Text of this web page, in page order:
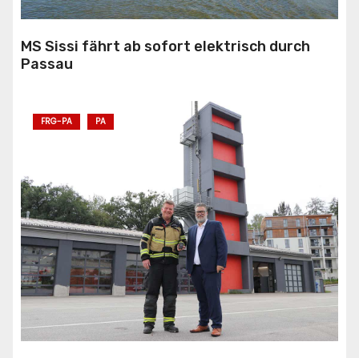
MS Sissi fährt ab sofort elektrisch durch
Passau
FRG-PA PA